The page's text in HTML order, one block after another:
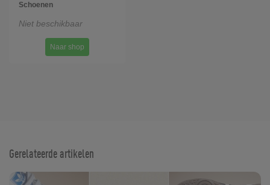
Schoenen
Niet beschikbaar
Naar shop
Gerelateerde artikelen